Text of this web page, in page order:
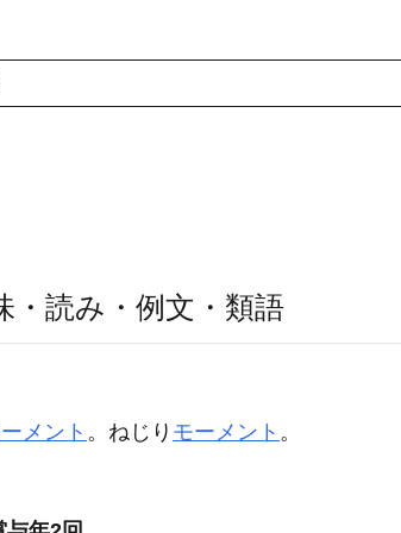
・読み・例文・類語
メント 。ねじり モーメント 。